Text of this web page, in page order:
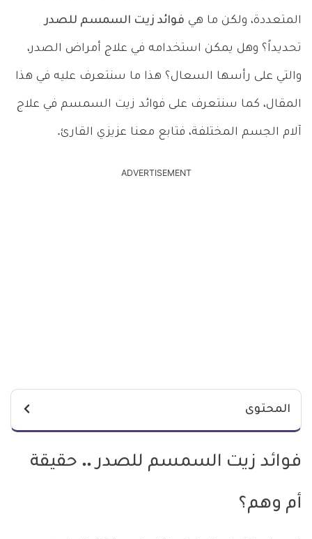
المتعددة، ولكن ما هي فوائد زيت السمسم للصدر
تحديداً؟ وهل يمكن استخدامه في علاج أمراض الصدر،
والتي على رأسها السعال؟ هذا ما سنتعرف عليه في هذا
المقال، كما سنتعرف على فوائد زيت السمسم في علاج
آلام الجسم المختلفة، فتابع معنا عزيزي القارئ.
ADVERTISEMENT
المحتوى
فوائد زيت السمسم للصدر .. حقيقة
أم وهم؟